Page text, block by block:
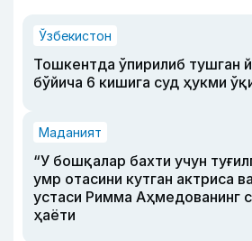
Ўзбекистон
Тошкентда ўпирилиб тушган
бўйича 6 кишига суд ҳукми
Маданият
“У бошқалар бахти учун
умр отасини кутган актриса
устаси Римма Аҳмедованинг
ҳаёти